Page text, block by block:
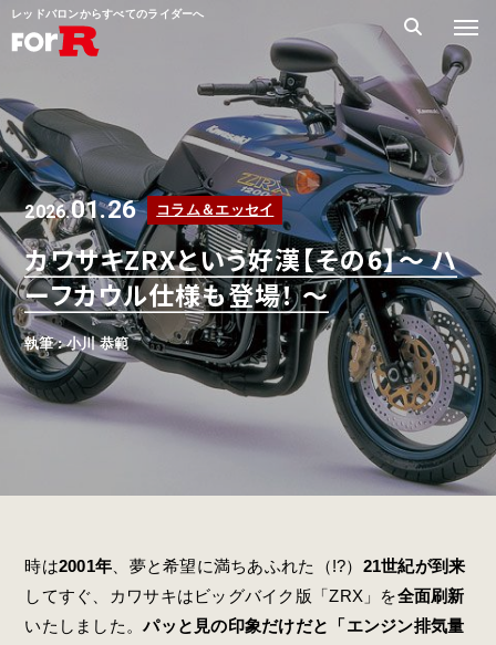
レッドバロンからすべてのライダーへ
2026.01.26 コラム＆エッセイ
カワサキZRXという好漢【その6】～ ハ
ーフカウル仕様も登場！ ～
執筆 : 小川 恭範
時は2001年 、夢と希望に満ちあふれた（!?） 21世紀が到来
してすぐ、カワサキはビッグバイク版「ZRX」を全面刷新
いたしました。パッと見の印象だけだと「エンジン排気量